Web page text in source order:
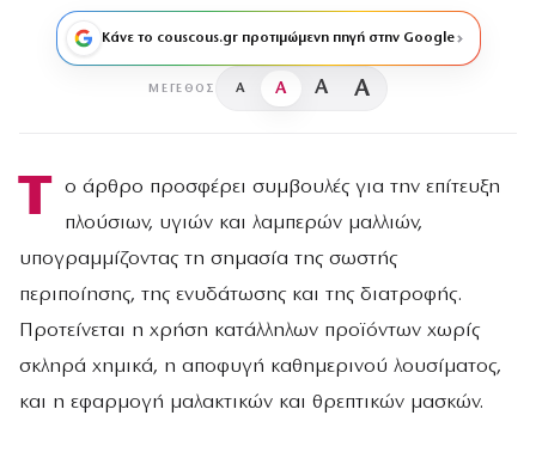
Κάνε το couscous.gr προτιμώμενη πηγή στην Google
ΜΈΓΕΘΟΣ A A A A
Τ
ο άρθρο προσφέρει συμβουλές για την επίτευξη
πλούσιων, υγιών και λαμπερών μαλλιών,
υπογραμμίζοντας τη σημασία της σωστής
περιποίησης, της ενυδάτωσης και της διατροφής.
Προτείνεται η χρήση κατάλληλων προϊόντων χωρίς
σκληρά χημικά, η αποφυγή καθημερινού λουσίματος,
και η εφαρμογή μαλακτικών και θρεπτικών μασκών.